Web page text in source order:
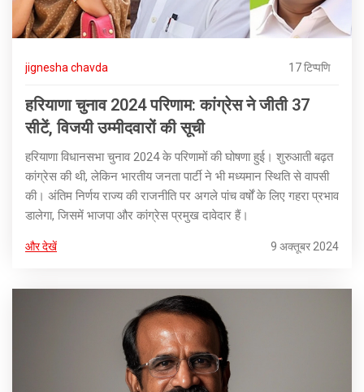
jignesha chavda 17 टिप्पणि
हरियाणा चुनाव 2024 परिणाम: कांग्रेस ने जीती 37
सीटें, विजयी उम्मीदवारों की सूची
हरियाणा विधानसभा चुनाव 2024 के परिणामों की घोषणा हुई। शुरुआती बढ़त
कांग्रेस की थी, लेकिन भारतीय जनता पार्टी ने भी मध्यमान स्थिति से वापसी
की। अंतिम निर्णय राज्य की राजनीति पर अगले पांच वर्षों के लिए गहरा प्रभाव
डालेगा, जिसमें भाजपा और कांग्रेस प्रमुख दावेदार हैं।
और देखें 9 अक्तूबर 2024